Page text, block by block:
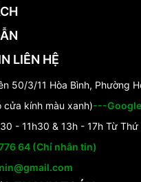
LIÊN HỆ
50/3/11 Hòa Bình, Phường
cửa kính màu xanh)---
- 11h30 & 13h - 17h Từ
64 (Chỉ nhắn tin)